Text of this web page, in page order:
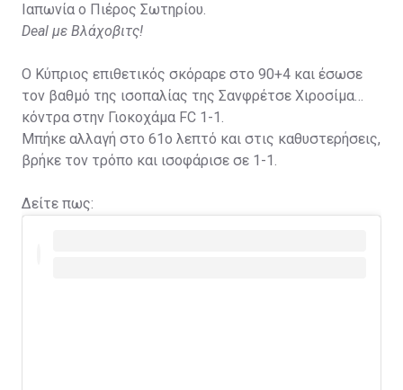
Ιαπωνία ο Πιέρος Σωτηρίου.
Deal με Βλάχοβιτς!
Ο Κύπριος επιθετικός σκόραρε στο 90+4 και έσωσε
τον βαθμό της ισοπαλίας της Σανφρέτσε Χιροσίμα
κόντρα στην Γιοκοχάμα FC 1-1.
Μπήκε αλλαγή στο 61ο λεπτό και στις καθυστερήσεις,
βρήκε τον τρόπο και ισοφάρισε σε 1-1.
Δείτε πως: